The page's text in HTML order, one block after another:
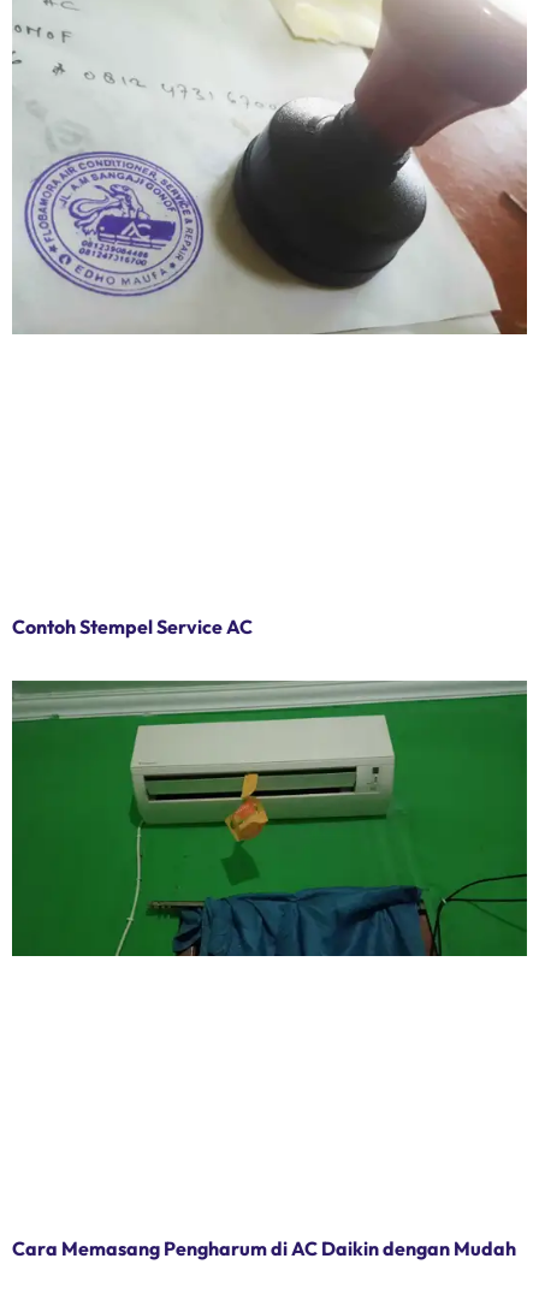
Contoh Stempel Service AC
Cara Memasang Pengharum di AC Daikin dengan Mudah